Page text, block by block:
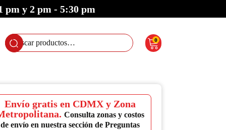
pm y 2 pm - 5:30 pm
Buscar
por:
0
Envío gratis en CDMX y Zona
Consulta zonas y costos
de envío en nuestra sección de Preguntas